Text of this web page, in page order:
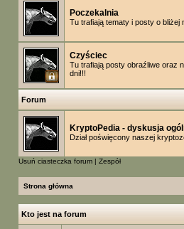
Poczekalnia
Tu trafiają tematy i posty o bliżej
Czyściec
Tu trafiają posty obraźliwe oraz
dni!!!
Forum
KryptoPedia - dyskusja
Dział poświęcony naszej
Usuń ciasteczka forum | Zespół
Strona główna
Kto jest na forum